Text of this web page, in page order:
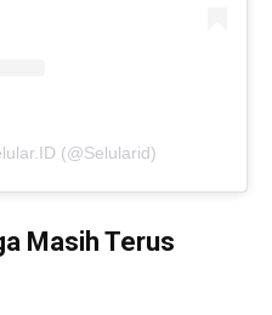
(@selularid)
Masih Terus